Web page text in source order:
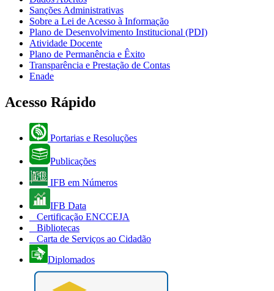
Sanções Administrativas
Sobre a Lei de Acesso à Informação
Plano de Desenvolvimento Institucional (PDI)
Atividade Docente
Plano de Permanência e Êxito
Transparência e Prestação de Contas
Enade
Acesso Rápido
Portarias e Resoluções
Publicações
IFB em Números
IFB Data
Certificação ENCCEJA
Bibliotecas
Carta de Serviços ao Cidadão
Diplomados